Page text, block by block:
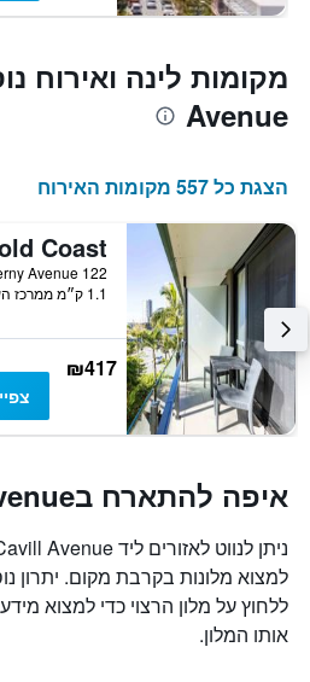
Avenue
הצגת כל 557 מקומות האירוח
1.1 ק״מ ממרכז העיר
₪417
איפה להתארח בCavill Avenue
למצוא מלונות בקרבת מקום. יתרון
ללחוץ על מלון הרצוי כדי למצוא
אותו המלון.